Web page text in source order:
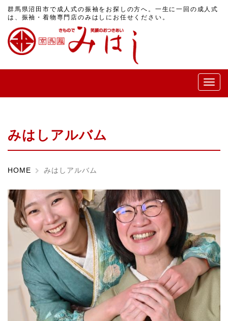
群馬県沼田市で成人式の振袖をお探しの方へ。一生に一回の成人式
は、振袖・着物専門店のみはしにお任せください。
メ
ニ
みはしアルバム
HOME みはしアルバム